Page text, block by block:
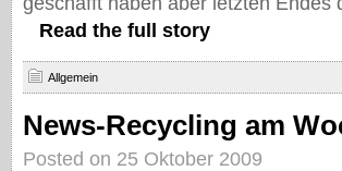
Read the full story
Allgemein
News-Recycling am
Posted on 25 Oktober 2009